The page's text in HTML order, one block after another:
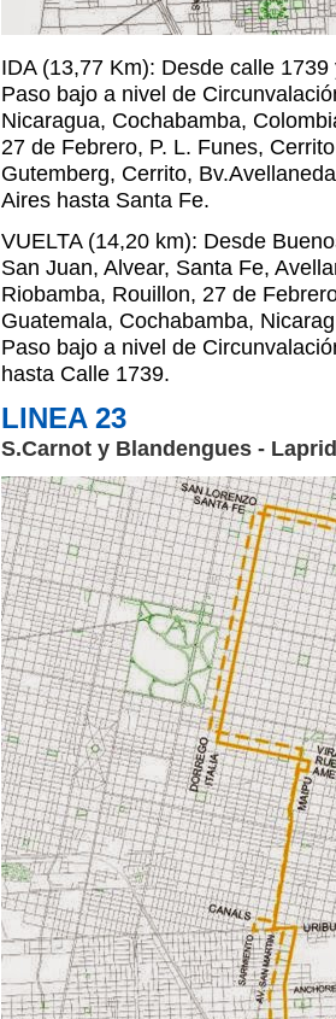
IDA (13,77 Km): Desde calle
Paso bajo a nivel de
Nicaragua, Cochabamba,
27 de Febrero, P. L. Funes,
Gutemberg, Cerrito,
Aires hasta Santa Fe.
VUELTA (14,20 km): Desde
San Juan, Alvear, Santa Fe,
Riobamba, Rouillon, 27 de
Guatemala, Cochabamba,
Paso bajo a nivel de
hasta Calle 1739.
LINEA 23
S.Carnot y Blandengues -